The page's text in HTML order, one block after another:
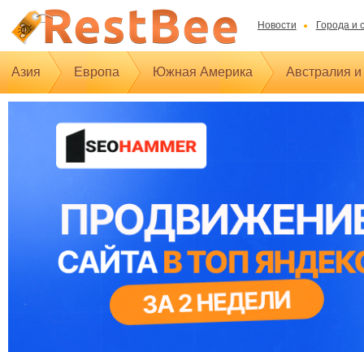
Новости Города и
Азия Европа Южная Америка Австралия